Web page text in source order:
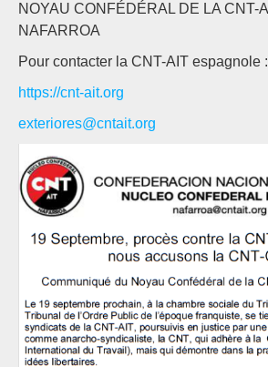
NOYAU CONFÉDÉRAL DE LA CNT-
NAFARROA
Pour contacter la CNT-AIT espagnole :
https://cnt-ait.org
exteriores@cntait.org